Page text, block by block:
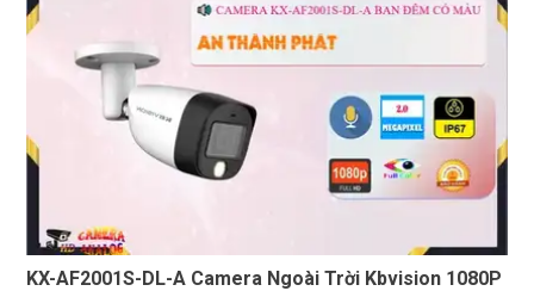
KX-AF2001S-DL-A Camera Ngoài Trời Kbvision 1080P